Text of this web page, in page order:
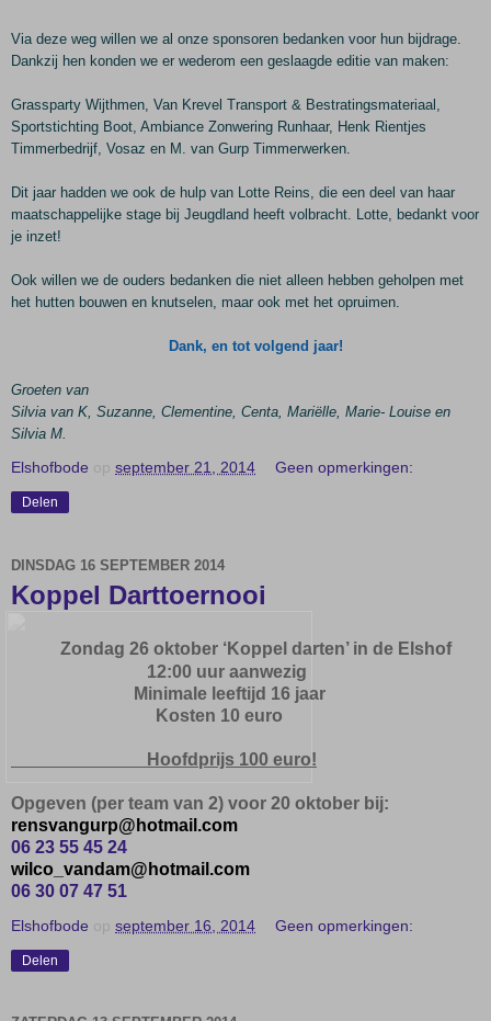
Via deze weg willen we al onze sponsoren bedanken voor hun bijdrage.
Dankzij hen konden we er wederom een geslaagde editie van maken:
Grassparty Wijthmen, Van Krevel Transport & Bestratingsmateriaal,
Sportstichting Boot, Ambiance Zonwering Runhaar, Henk Rientjes
Timmerbedrijf, Vosaz en M. van Gurp Timmerwerken.
Dit jaar hadden we ook de hulp van Lotte Reins, die een deel van haar
maatschappelijke stage bij Jeugdland heeft volbracht. Lotte, bedankt voor
je inzet!
Ook willen we de ouders bedanken die niet alleen hebben geholpen met
het hutten bouwen en knutselen, maar ook met het opruimen.
Dank, en tot volgend jaar!
Groeten van
Silvia van K, Suzanne, Clementine, Centa, Mariëlle, Marie- Louise en
Silvia M.
Elshofbode op september 21, 2014 Geen opmerkingen:
Delen
DINSDAG 16 SEPTEMBER 2014
Koppel Darttoernooi
Zondag 26 oktober ‘Koppel darten’ in de Elshof
12:00 uur aanwezig
Minimale leeftijd 16 jaar
Kosten 10 euro
Hoofdprijs 100 euro!
Opgeven (per team van 2) voor 20 oktober bij:
rensvangurp@hotmail.com
06 23 55 45 24
wilco_vandam@hotmail.com
06 30 07 47 51
Elshofbode op september 16, 2014 Geen opmerkingen:
Delen